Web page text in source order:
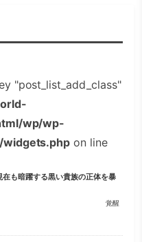
"post_list_add_class"
wp/wp-
on line
在も暗躍する黒い貴族の正体を暴
覚醒